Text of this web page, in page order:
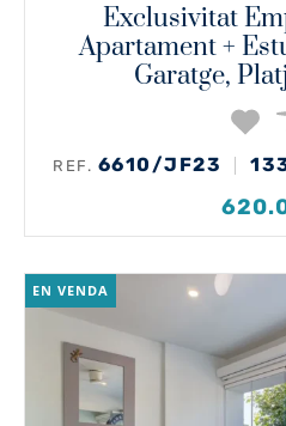
Exclusivitat
Apartament +
Garatge,
REF. 6610/JF23
EN VENDA